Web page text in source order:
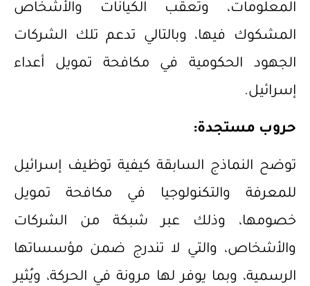
المعلومات، وتعقب الكيانات والأشخاص
المشكوك فيها، وبالتالي تدعم تلك الشركات
الجهود الحكومية في مكافحة تمويل أعداء
إسرائيل.
حروب مستجدة:
توضح النماذج السابقة كيفية توظيف إسرائيل
للمعرفة والتكنولوجيا في مكافحة تمويل
خصومها، وذلك عبر شبكة من الشركات
والأشخاص، والتي لا تندرج ضمن مؤسساتها
الرسمية، وبما يوفر لها مرونة في الحركة، ويُثير